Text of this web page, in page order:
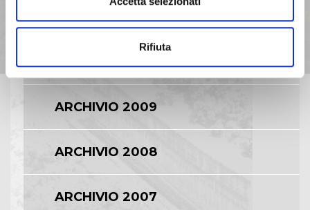
Rifiuta
ARCHIVIO 2011
ARCHIVIO 2010
ARCHIVIO 2009
ARCHIVIO 2008
ARCHIVIO 2007